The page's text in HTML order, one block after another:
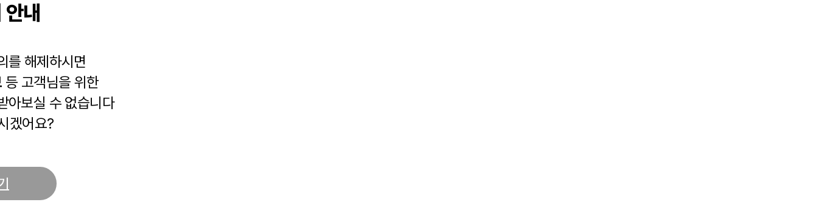
내
를 해제하시면
등 고객님을 위한
아보실 수 없습니다
겠어요?